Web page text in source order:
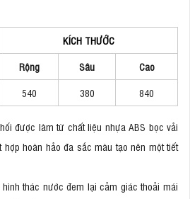
KÍCH THƯỚC
Rộng
Sâu
Cao
540 380 840
được làm từ chất liệu nhựa ABS bọc vải
hoàn hảo đa sắc màu tạo nên một tiết
thác nước đem lại cảm giác thoải mái